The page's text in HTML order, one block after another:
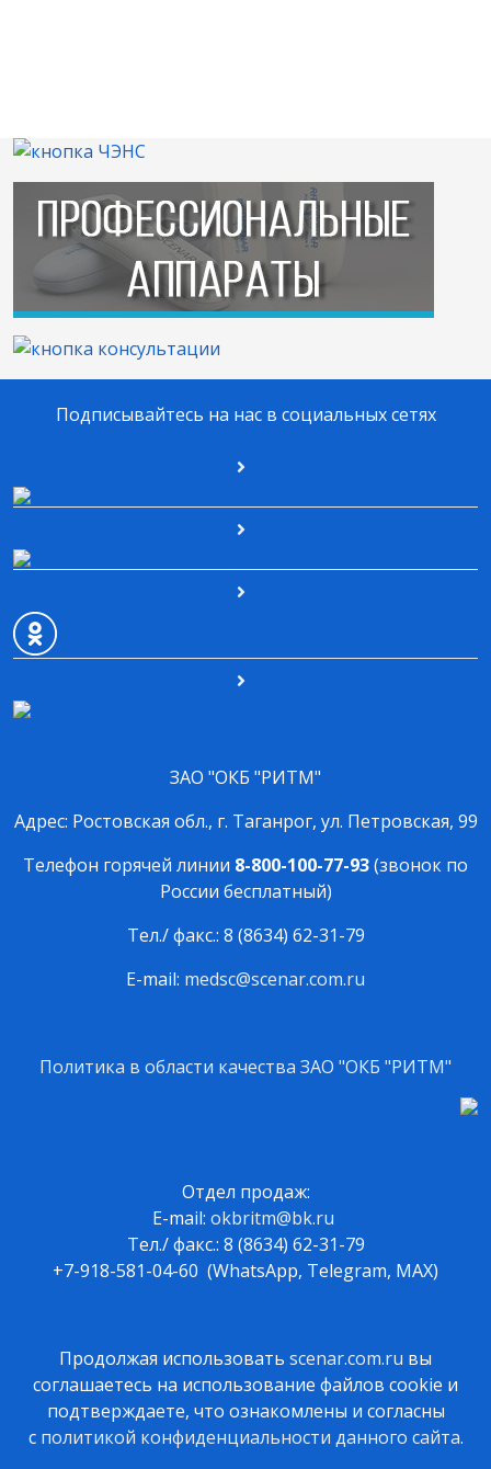
Подписывайтесь на нас в социальных сетях
ЗАО "ОКБ "РИТМ"
Адрес: Ростовская обл., г. Таганрог, ул. Петровская, 99
Телефон горячей линии 8-800-100-77-93(звонок по
России бесплатный)
Тел./ факс.: 8 (8634) 62-31-79
E-mail: medsc@scenar.com.ru
Политика в области качества ЗАО "ОКБ "РИТМ"
Отдел продаж:
E-mail: okbritm@bk.ru
Тел./ факс.: 8 (8634) 62-31-79
+7-918-581-04-60 (WhatsApp, Telegram, MAX)
Продолжая использовать scenar.com.ru вы
соглашаетесь на использование файлов cookie и
подтверждаете, что ознакомлены и согласны
с политикой конфиденциальности данного сайта.